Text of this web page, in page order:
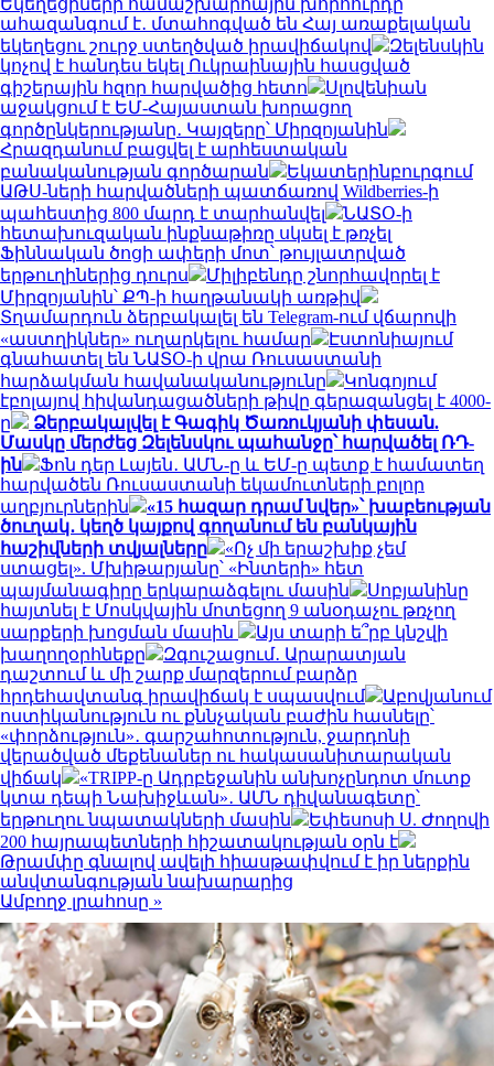
ահազանգում է․ մտահոգված են Հայ առաքելական
եկեղեցու շուրջ ստեղծված իրավիճակով
Զելենսկին
կոչով է հանդես եկել Ուկրաինային հասցված
գիշերային հզոր հարվածից հետո
Սլովենիան
աջակցում է ԵՄ-Հայաստան խորացող
գործընկերությանը․ Կայզերը՝ Միրզոյանին
Հրազդանում բացվել է արհեստական
բանականության գործարան
Եկատերինբուրգում
ԱԹՍ-ների հարվածների պատճառով Wildberries-ի
պահեստից 800 մարդ է տարհանվել
ՆԱՏՕ-ի
հետախուզական ինքնաթիռը սկսել է թռչել
Ֆիննական ծոցի ափերի մոտ՝ թույլատրված
երթուղիներից դուրս
Միլիբենդը շնորհավորել է
Միրզոյանին՝ ՔՊ-ի հաղթանակի առթիվ
Տղամարդուն ձերբակալել են Telegram-ում վճարովի
«աստղիկներ» ուղարկելու համար
Էստոնիայում
գնահատել են ՆԱՏՕ-ի վրա Ռուսաստանի
հարձակման հավանականությունը
Կոնգոյում
էբոլայով հիվանդացածների թիվը գերազանցել է 4000-
ը
Ձերբակալվել է Գագիկ Ծառուկյանի փեսան.
Մասկը մերժեց Զելենսկու պահանջը՝ հարվածել ՌԴ-
ին
Ֆոն դեր Լայեն․ ԱՄՆ-ը և ԵՄ-ը պետք է համատեղ
հարվածեն Ռուսաստանի եկամուտների բոլոր
աղբյուրներին
«15 հազար դրամ նվեր»՝ խաբեության
ծուղակ․ կեղծ կայքով գողանում են բանկային
հաշիվների տվյալները
«Ոչ մի երաշխիք չեմ
ստացել». Մխիթարյանը՝ «Ինտերի» հետ
պայմանագիրը երկարաձգելու մասին
Սոբյանինը
հայտնել է Մոսկվային մոտեցող 9 անօդաչու թռչող
սարքերի խոցման մասին
Այս տարի ե՞րբ կնշվի
խաղողօրհնեքը
Զգուշացում․ Արարատյան
դաշտում և մի շարք մարզերում բարձր
հրդեհավտանգ իրավիճակ է սպասվում
Աբովյանում
ոստիկանություն ու քննչական բաժին հասնելը՝
«փորձություն»․ գարշահոտություն, ջարդոնի
վերածված մեքենաներ ու հակասանիտարական
վիճակ
«TRIPP-ը Ադրբեջանին անխոչընդոտ մուտք
կտա դեպի Նախիջևան»․ ԱՄՆ դիվանագետը՝
երթուղու նպատակների մասին
Եփեսոսի Ս. Ժողովի
200 հայրապետների հիշատակության օրն է
Թրամփը գնալով ավելի հիասթափվում է իր ներքին
անվտանգության նախարարից
Ամբողջ լրահոսը »